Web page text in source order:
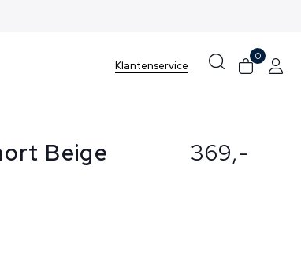
Klantenservice
0
Beige 369,-